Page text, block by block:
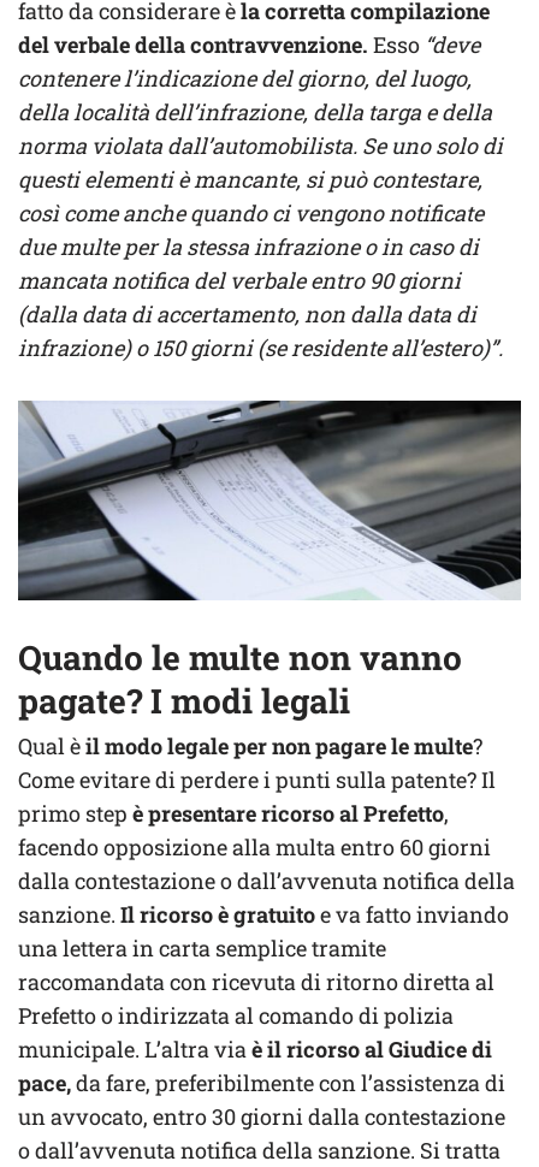
fatto da considerare èla corretta compilazione
del verbale della contravvenzione. Esso “deve
contenere l’indicazione del giorno, del luogo,
della località dell’infrazione, della targa e della
norma violata dall’automobilista. Se uno solo di
questi elementi è mancante, si può contestare,
così come anche quando ci vengono notificate
due multe per la stessa infrazione o in caso di
mancata notifica del verbale entro 90 giorni
(dalla data di accertamento, non dalla data di
infrazione) o 150 giorni (se residente all’estero)”.
Quando le multe non vanno
pagate? I modi legali
Qual èil modo legale per non pagare le multe?
Come evitare di perdere i punti sulla patente? Il
primo step è presentare ricorso al Prefetto,
facendo opposizione alla multa entro 60 giorni
dalla contestazione o dall’avvenuta notifica della
sanzione. Il ricorso è gratuitoe va fatto inviando
una lettera in carta semplice tramite
raccomandata con ricevuta di ritorno diretta al
Prefetto o indirizzata al comando di polizia
municipale. L’altra viaè il ricorso al Giudice di
pace,da fare, preferibilmente con l’assistenza di
un avvocato, entro 30 giorni dalla contestazione
o dall’avvenuta notifica della sanzione. Si tratta